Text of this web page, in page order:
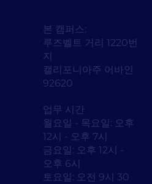
본 캠퍼스:
루즈벨트 거리 1220번
지
캘리포니아주 어바인
92620
업무 시간
월요일 - 목요일: 오후
12시 - 오후 7시
금요일: 오후 12시 -
오후 6시
토요일: 오전 9시 30